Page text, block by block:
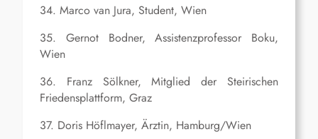
34. Marco van Jura, Student, Wien
35. Gernot Bodner, Assistenzprofessor Boku,
Wien
36. Franz Sölkner, Mitglied der Steirischen
Friedensplattform, Graz
37. Doris Höflmayer, Ärztin, Hamburg/Wien